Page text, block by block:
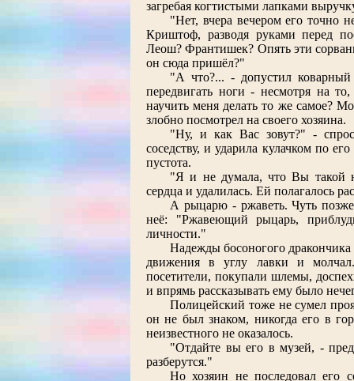
загребая когтистыми лапками
"Нет, вчера вечером его точно
Криштоф, разводя руками перед
Леош? Франтишек? Опять эти
он сюда пришёл?"
"А что?... - допустил
передвигать ноги - несмотря на
научить меня делать то же самое?
злобно посмотрел на своего хозяина.
"Ну, и как Вас зовут?" -
соседству, и ударила кулачком по
пустота.
"Я и не думала, что Вы такой
сердца и удалилась. Ей полагалось
А рыцарю - ржаветь. Чуть
неё: "Ржавеющий рыцарь,
личности."
Надежды босоногого
движения в углу лавки и
посетители, покупали шлемы,
и впрямь рассказывать ему было
Полицейский тоже не сумел
он не был знаком, никогда его в
неизвестного не оказалось.
"Отдайте вы его в музей, -
разберутся."
Но хозяин не последовал его